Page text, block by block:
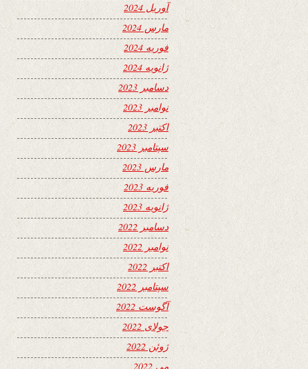
آوریل 2024
مارس 2024
فوریه 2024
ژانویه 2024
دسامبر 2023
نوامبر 2023
اکتبر 2023
سپتامبر 2023
مارس 2023
فوریه 2023
ژانویه 2023
دسامبر 2022
نوامبر 2022
اکتبر 2022
سپتامبر 2022
آگوست 2022
جولای 2022
ژوئن 2022
می 2022